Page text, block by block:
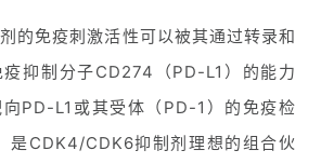
的免疫刺激活性可以被其通过转录和
抑制分子CD274（PD-L1）的能力
PD-L1或其受体（PD-1）的免疫检
是CDK4/CDK6抑制剂理想的组合伙